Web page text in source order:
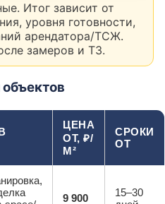
Итог зависит от
уровня готовности,
арендатора/ТСЖ.
замеров и ТЗ.
ЦЕНА
ОТ, ₽/
М²
СРОКИ
ОТ
9 900
15–30